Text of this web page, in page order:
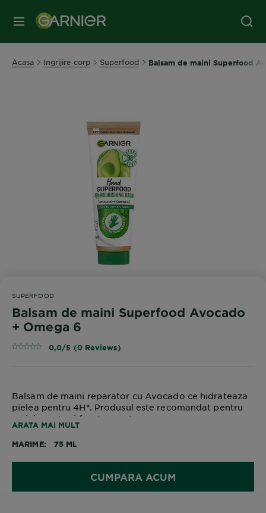
MENIU
Acasa Ingrijire corp Superfood Balsam de maini Superfood
SUPERFOOD
Balsam de maini Superfood Avocado
+ Omega 6
0,0/5 (0 Reviews)
Balsam de maini reparator cu Avocado ce hidrateaza
pielea pentru 4H*. Produsul este recomandat pentru
maini uscate si foarte uscate.
ARATA MAI MULT
MARIME 75 ML
CUMPARA ACUM